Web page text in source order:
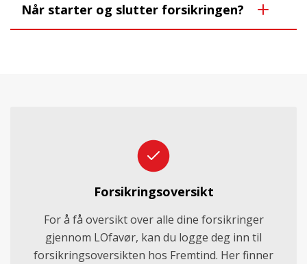
Når starter og slutter forsikringen?
Forsikringsoversikt
For å få oversikt over alle dine forsikringer
gjennom LOfavør, kan du logge deg inn til
forsikringsoversikten hos Fremtind. Her finner